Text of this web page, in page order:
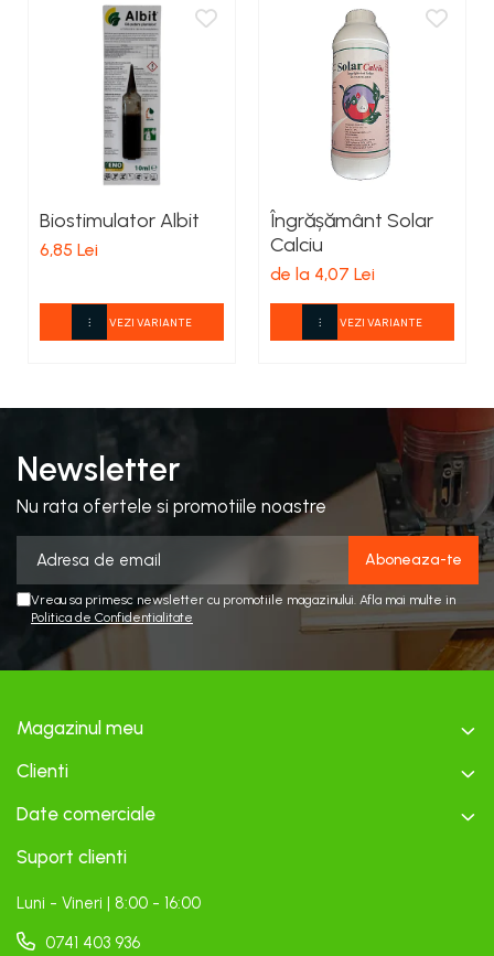
Biostimulator Albit
6,85 Lei
VEZI VARIANTE
Îngrășământ Solar
Calciu
de la 4,07 Lei
VEZI VARIANTE
Newsletter
Nu rata ofertele si promotiile noastre
Vreau sa primesc newsletter cu promotiile magazinului. Afla mai multe in
Politica de Confidentialitate
Magazinul meu
Clienti
Date comerciale
Suport clienti
Luni - Vineri | 8:00 - 16:00
0741 403 936